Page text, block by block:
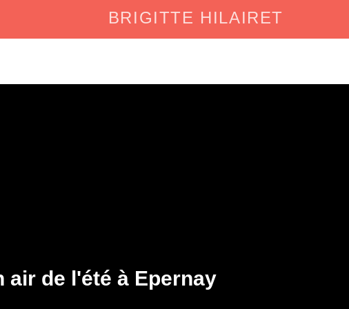
BRIGITTE HILAIRET
air de l'été à Epernay